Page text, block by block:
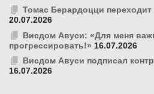
Томас Берардоцци переходит
20.07.2026
Висдом Авуси: «Для меня
прогрессировать!» 16.07.2026
Висдом Авуси подписал
16.07.2026